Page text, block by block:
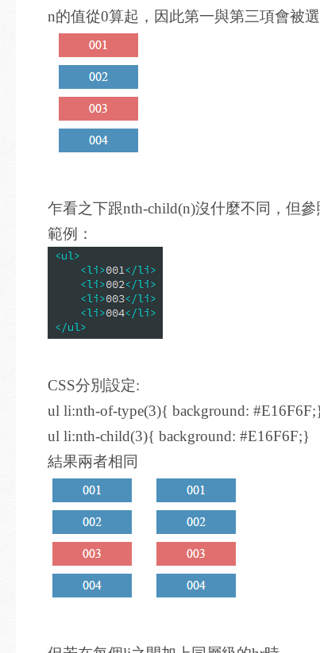
n的值從0算起，因此第一與第三項會被
乍看之下跟nth-child(n)沒什麼不同，但
範例：
CSS分別設定:
ul li:nth-of-type(3){ background:
ul li:nth-child(3){ background: #E16F6F;}
結果兩者相同